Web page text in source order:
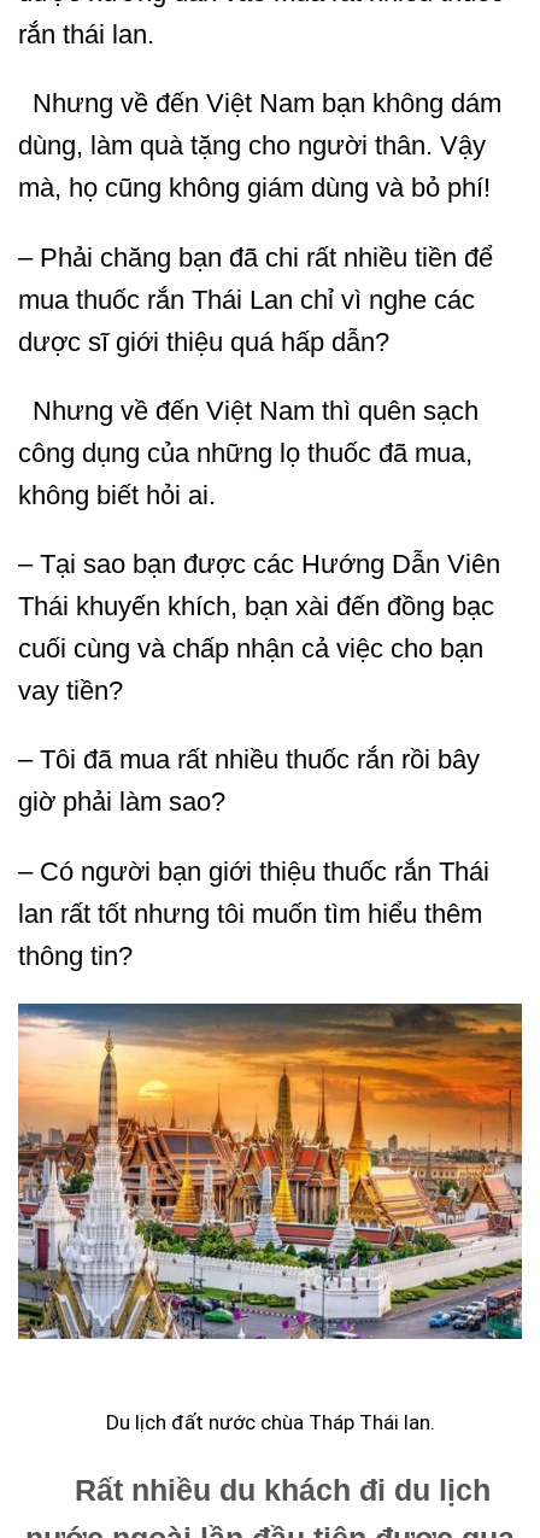
rắn thái lan.
Nhưng về đến Việt Nam bạn không dám
dùng, làm quà tặng cho người thân. Vậy
mà, họ cũng không giám dùng và bỏ phí!
– Phải chăng bạn đã chi rất nhiều tiền để
mua thuốc rắn Thái Lan chỉ vì nghe các
dược sĩ giới thiệu quá hấp dẫn?
Nhưng về đến Việt Nam thì quên sạch
công dụng của những lọ thuốc đã mua,
không biết hỏi ai.
– Tại sao bạn được các Hướng Dẫn Viên
Thái khuyến khích, bạn xài đến đồng bạc
cuối cùng và chấp nhận cả việc cho bạn
vay tiền?
– Tôi đã mua rất nhiều thuốc rắn rồi bây
giờ phải làm sao?
– Có người bạn giới thiệu thuốc rắn Thái
lan rất tốt nhưng tôi muốn tìm hiểu thêm
thông tin?
Du lịch đất nước chùa Tháp Thái lan.
Rất nhiều du khách đi du lịch